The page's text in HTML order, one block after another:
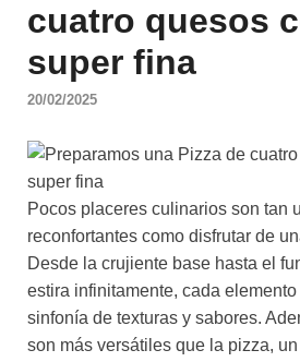
cuatro quesos
super fina
20/02/2025
Pocos placeres culinarios son tan
reconfortantes como disfrutar de
Desde la crujiente base hasta el
estira infinitamente, cada
sinfonía de texturas y sabores.
son más versátiles que la pizza,